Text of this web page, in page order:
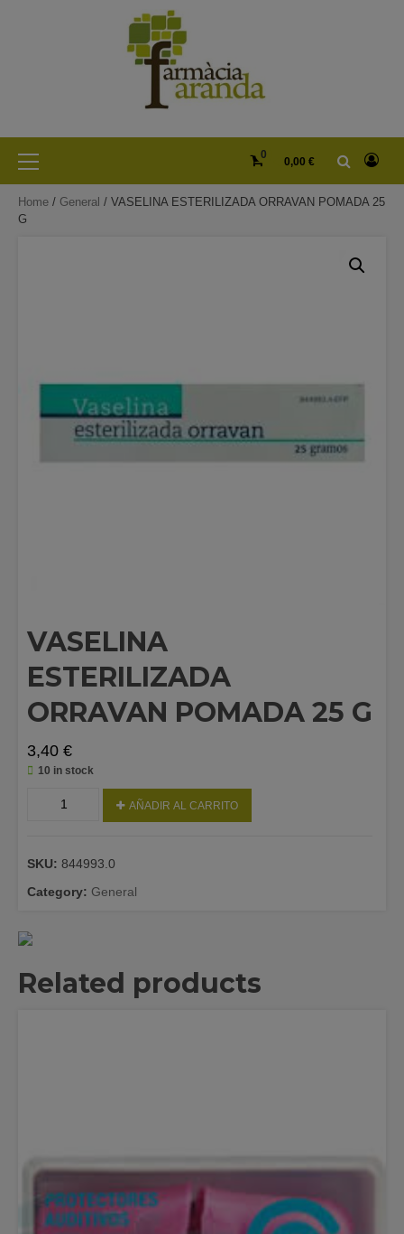
Primary
Menu
0
0,00 €
Home / General / VASELINA ESTERILIZADA ORRAVAN POMADA 25
G
VASELINA
ESTERILIZADA
ORRAVAN POMADA 25 G
3,40 €
10 in stock
25
G
AÑADIR AL CARRITO
SKU: 844993.0
Category: General
Related products